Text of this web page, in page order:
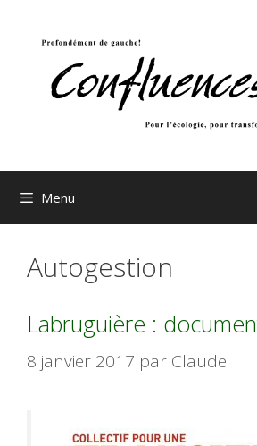
Menu
Autogestion
Labruguière :
8 janvier 2017 par Claude